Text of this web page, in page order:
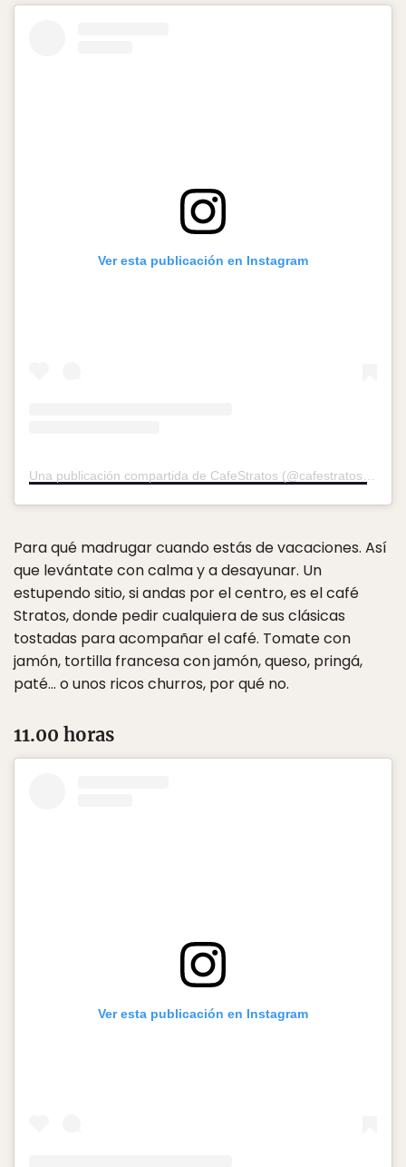
Ver esta publicación en Instagram
Para qué madrugar cuando estás de vacaciones. Así
que levántate con calma y a desayunar. Un
estupendo sitio, si andas por el centro, es el café
Stratos, donde pedir cualquiera de sus clásicas
tostadas para acompañar el café. Tomate con
jamón, tortilla francesa con jamón, queso, pringá,
paté… o unos ricos churros, por qué no.
11.00 horas
Ver esta publicación en Instagram